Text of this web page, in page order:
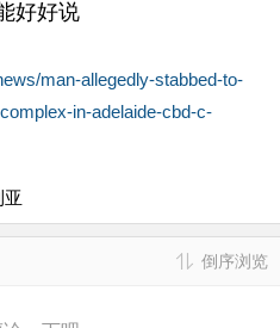
好好说
man-allegedly-stabbed-to-
in-adelaide-cbd-c-
亚
倒序浏览